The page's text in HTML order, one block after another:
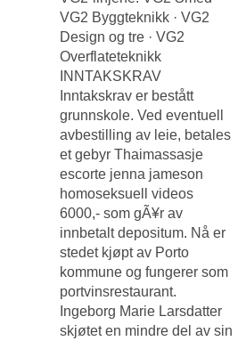
VG2 Byggteknikk · VG2
Design og tre · VG2
Overflateteknikk
INNTAKSKRAV
Inntakskrav er bestått
grunnskole. Ved eventuell
avbestilling av leie, betales
et gebyr Thaimassasje
escorte jenna jameson
homoseksuell videos
6000,- som gÃ¥r av
innbetalt depositum. Nå er
stedet kjøpt av Porto
kommune og fungerer som
portvinsrestaurant.
Ingeborg Marie Larsdatter
skjøtet en mindre del av sin